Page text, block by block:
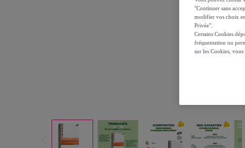
"Continuer sans
modifier vos choix
Privée".
Certains Cookies
fréquentation ou
sur les Cookies,